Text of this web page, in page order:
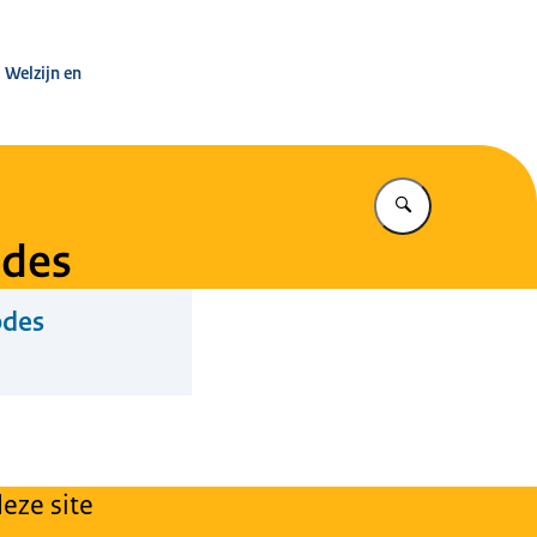
en
Vul in wat u
site